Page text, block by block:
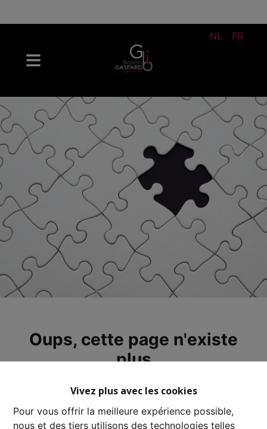
Vivez plus avec les cookies
Pour vous offrir la meilleure expérience possible,
nous et des tiers utilisons des technologies telles
NL FR
Oups, cette page n'existe
plus